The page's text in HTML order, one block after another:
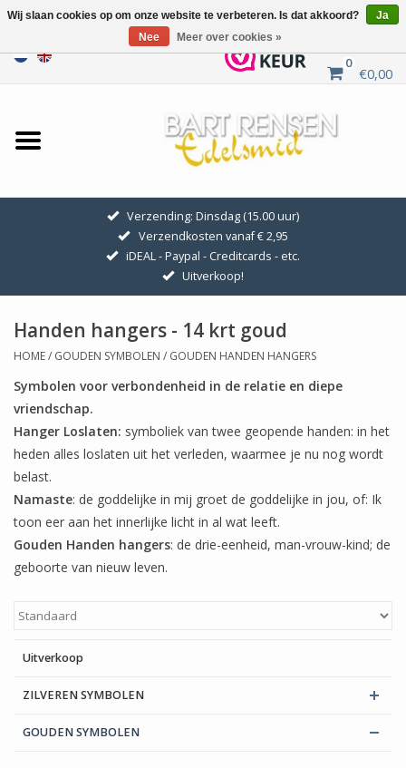
0
€0,00
Home
Uitverkoop
GOUDEN SYMBOLEN
Hanger Kettingen
Oorhangers
Medaillons
Blog
Verzending: Dinsdag (15.00 uur)
Verzendkosten vanaf € 2,95
iDEAL - Paypal - Creditcards - etc.
Uitverkoop!
Handen hangers - 14 krt goud
HOME/ GOUDEN SYMBOLEN / GOUDEN HANDEN HANGERS
Symbolen voor verbondenheid in de relatie en diepe
vriendschap.
Hanger Loslaten: symboliek van twee geopende handen: in het
heden alles loslaten uit het verleden, waarmee je nu nog wordt
belast.
Namaste: de goddelijke in mij groet de goddelijke in jou, of: Ik
toon eer aan het innerlijke licht in al wat leeft.
Gouden Handen hangers: de drie-eenheid, man-vrouw-kind; de
geboorte van nieuw leven.
Uitverkoop
ZILVEREN SYMBOLEN
GOUDEN SYMBOLEN
Wij slaan cookies op om onze website te verbeteren. Is dat akkoord?
Ja
Nee
Meer over cookies »